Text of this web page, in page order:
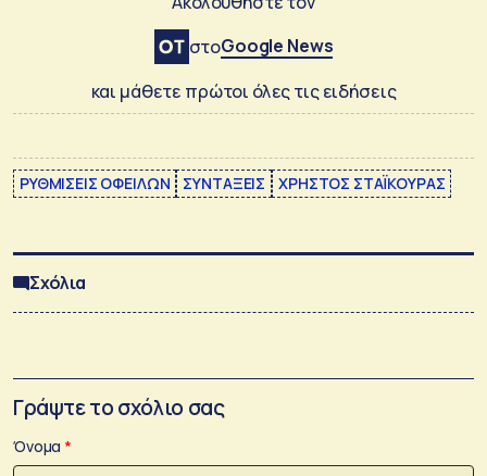
στοGoogle News
και μάθετε πρώτοι όλες τις ειδήσεις
ΡΥΘΜΙΣΕΙΣ ΟΦΕΙΛΩΝ ΣΥΝΤΑΞΕΙΣ ΧΡΗΣΤΟΣ ΣΤΑΪΚΟΥΡΑΣ
Σχόλια
Γράψτε το σχόλιο σας
Όνομα